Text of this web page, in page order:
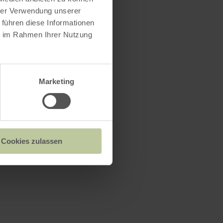
Verwendung unserer
diese Informationen
Rahmen Ihrer Nutzung
Marketing
Cookies zulassen